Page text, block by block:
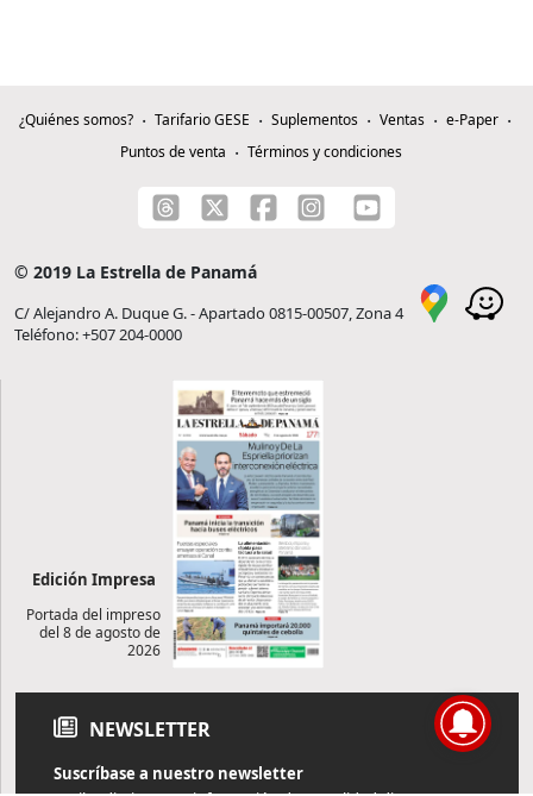
¿Quiénes somos? Tarifario GESE Suplementos Ventas
e-Paper
Puntos de venta
Términos y condiciones
© 2019 La Estrella de Panamá
C/ Alejandro A. Duque G. - Apartado 0815-00507, Zona 4
Teléfono: +507 204-0000
Edición Impresa
Portada del impreso
del 8 de agosto de
2026
NEWSLETTER
Suscríbase a nuestro newsletter